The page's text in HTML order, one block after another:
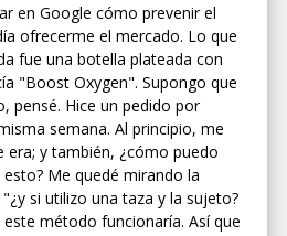
en Google cómo prevenir el
ofrecerme el mercado. Lo que
fue una botella plateada con
"Boost Oxygen". Supongo que
pensé. Hice un pedido por
semana. Al principio, me
era; y también, ¿cómo puedo
Me quedé mirando la
si utilizo una taza y la sujeto?
método funcionaría. Así que